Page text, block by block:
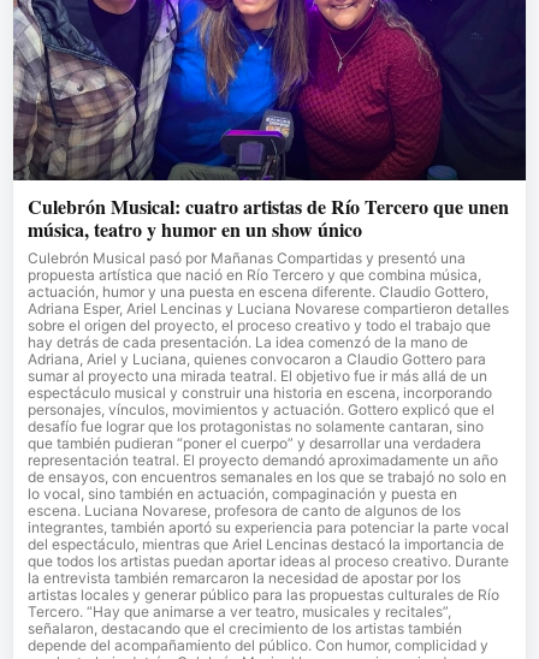
Culebrón Musical: cuatro artistas de Río Tercero que unen
música, teatro y humor en un show único
Culebrón Musical pasó por Mañanas Compartidas y presentó una
propuesta artística que nació en Río Tercero y que combina música,
actuación, humor y una puesta en escena diferente. Claudio Gottero,
Adriana Esper, Ariel Lencinas y Luciana Novarese compartieron detalles
sobre el origen del proyecto, el proceso creativo y todo el trabajo que
hay detrás de cada presentación. La idea comenzó de la mano de
Adriana, Ariel y Luciana, quienes convocaron a Claudio Gottero para
sumar al proyecto una mirada teatral. El objetivo fue ir más allá de un
espectáculo musical y construir una historia en escena, incorporando
personajes, vínculos, movimientos y actuación. Gottero explicó que el
desafío fue lograr que los protagonistas no solamente cantaran, sino
que también pudieran “poner el cuerpo” y desarrollar una verdadera
representación teatral. El proyecto demandó aproximadamente un año
de ensayos, con encuentros semanales en los que se trabajó no solo en
lo vocal, sino también en actuación, compaginación y puesta en
escena. Luciana Novarese, profesora de canto de algunos de los
integrantes, también aportó su experiencia para potenciar la parte vocal
del espectáculo, mientras que Ariel Lencinas destacó la importancia de
que todos los artistas puedan aportar ideas al proceso creativo. Durante
la entrevista también remarcaron la necesidad de apostar por los
artistas locales y generar público para las propuestas culturales de Río
Tercero. “Hay que animarse a ver teatro, musicales y recitales”,
señalaron, destacando que el crecimiento de los artistas también
depende del acompañamiento del público. Con humor, complicidad y